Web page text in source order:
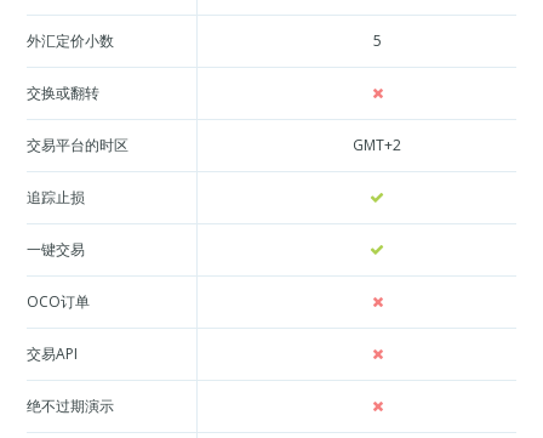
外汇定价小数 5
交换或翻转
交易平台的时区 GMT+2
追踪止损
一键交易
OCO订单
交易API
绝不过期演示